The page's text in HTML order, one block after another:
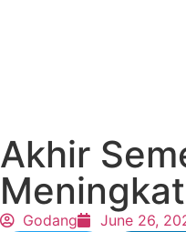
Akhir
Godang June 26,